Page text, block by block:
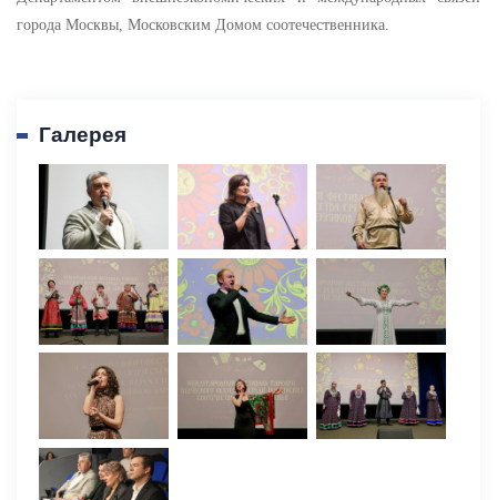
города Москвы, Московским Домом соотечественника.
Галерея